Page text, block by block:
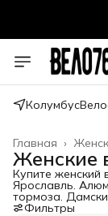
Колумбус
Главная ›
Женские
Купите женский
Ярославль.
тормоза.
Фильтры